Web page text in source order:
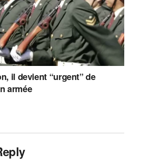
il devient “urgent” de
armée